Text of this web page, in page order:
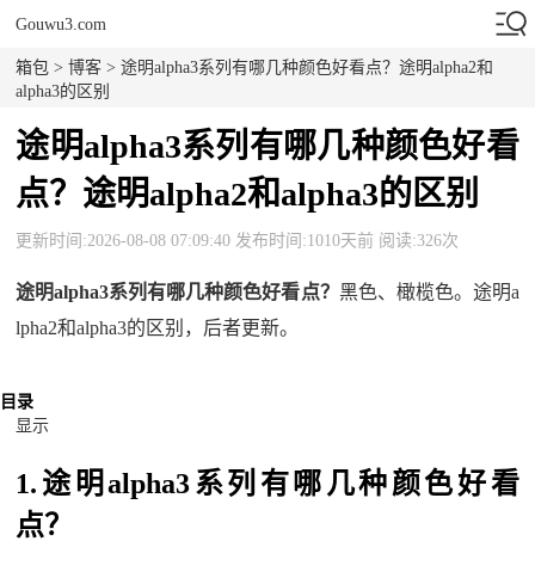
Gouwu3.com
箱包 >博客 > 途明alpha3系列有哪几种颜色好看点？途明alpha2和
alpha3的区别
途明alpha3系列有哪几种颜色好看
点？途明alpha2和alpha3的区别
更新时间:2026-08-08 07:09:40 发布时间:1010天前 阅读:326次
途明alpha3系列有哪几种颜色好看点？ 黑色、橄榄色。途明a
lpha2和alpha3的区别，后者更新。
目录
显示
1.途明alpha3系列有哪几种颜色好看
点？